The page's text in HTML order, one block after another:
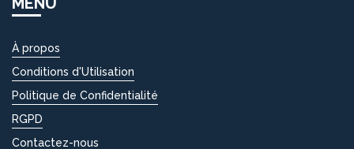
À propos
Conditions d'Utilisation
Politique de Confidentialité
RGPD
Contactez-nous